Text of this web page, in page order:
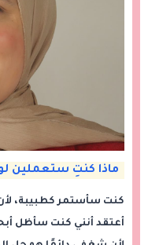
ماذا كنتِ ستعملين
كنت سأستمر كطبيبة،
أعتقد أنني كنت سأظل